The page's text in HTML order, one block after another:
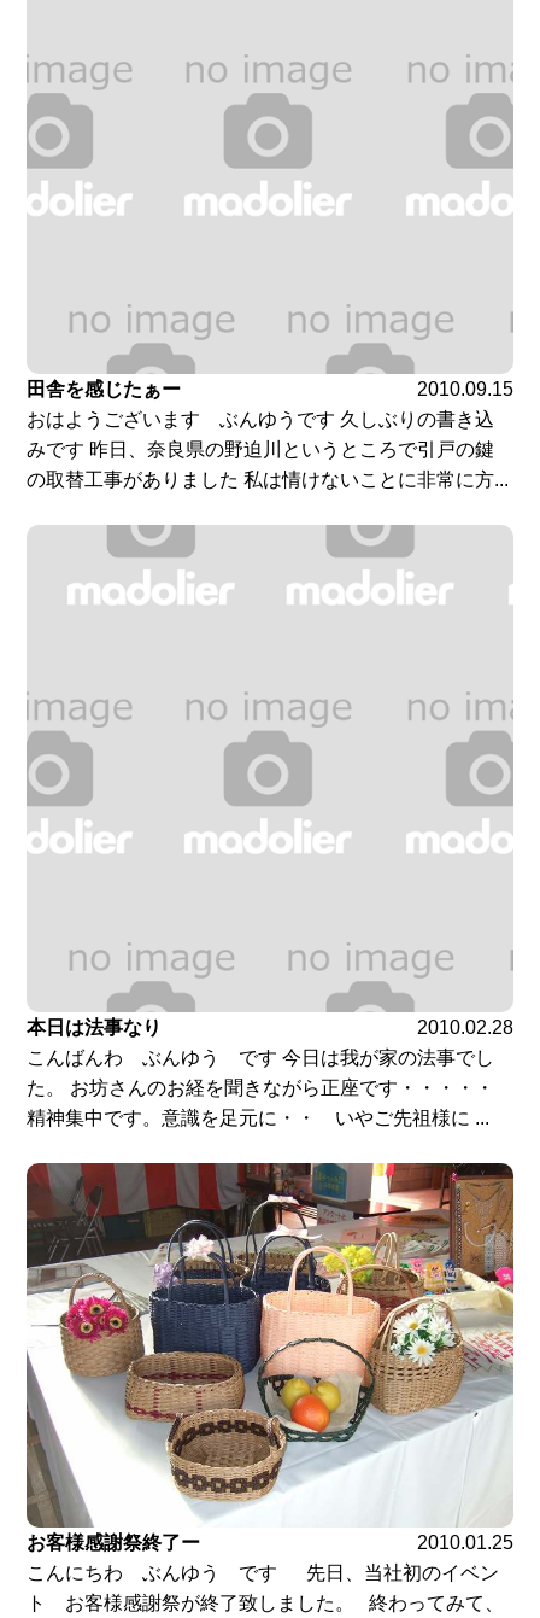
田舎を感じたぁー
2010.09.15
おはようございます ぶんゆうです 久しぶりの書き込
みです 昨日、奈良県の野迫川というところで引戸の鍵
の取替工事がありました 私は情けないことに非常に方...
本日は法事なり
2010.02.28
こんばんわ ぶんゆう です 今日は我が家の法事でし
た。 お坊さんのお経を聞きながら正座です・・・・・
精神集中です。意識を足元に・・ いやご先祖様に ...
お客様感謝祭終了ー
2010.01.25
こんにちわ ぶんゆう です 先日、当社初のイベン
ト お客様感謝祭が終了致しました。 終わってみて、